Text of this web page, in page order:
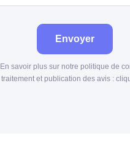
Envoyer
En savoir plus sur notre politique de
traitement et publication des avis :